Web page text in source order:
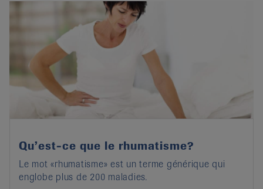
Qu’est-ce que le rhumatisme?
Le mot «rhumatisme» est un terme générique qui
englobe plus de 200 maladies.